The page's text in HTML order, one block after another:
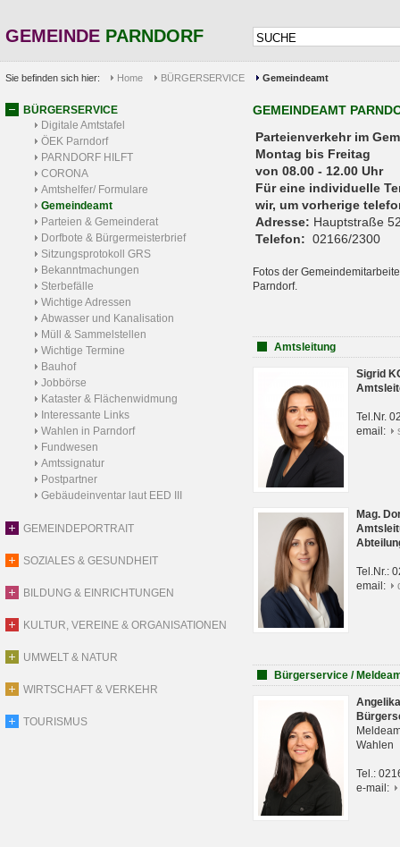
GEMEINDE PARNDORF
Sie befinden sich hier: Home BÜRGERSERVICE Gemeindeamt
BÜRGERSERVICE
Digitale Amtstafel
ÖEK Parndorf
PARNDORF HILFT
CORONA
Amtshelfer/ Formulare
Gemeindeamt
Parteien & Gemeinderat
Dorfbote & Bürgermeisterbrief
Sitzungsprotokoll GRS
Bekanntmachungen
Sterbefälle
Wichtige Adressen
Abwasser und Kanalisation
Müll & Sammelstellen
Wichtige Termine
Bauhof
Jobbörse
Kataster & Flächenwidmung
Interessante Links
Wahlen in Parndorf
Fundwesen
Amtssignatur
Postpartner
Gebäudeinventar laut EED III
GEMEINDEPORTRAIT
SOZIALES & GESUNDHEIT
BILDUNG & EINRICHTUNGEN
KULTUR, VEREINE & ORGANISATIONEN
UMWELT & NATUR
WIRTSCHAFT & VERKEHR
TOURISMUS
GEMEINDEAMT
Parteienverkehr
Montag bis Freitag
von 08.00 - 12.00 Uhr
Für eine individuelle
wir, um vorherige
Adresse: Hauptstraße
Telefon: 02166/2300
Fotos der
Parndorf.
Amtsleitung
Sigrid
Tel.Nr.
email:
Mag.
Tel.Nr.:
email:
Bürgerservice /
Wahlen
Tel.:
e-mail: